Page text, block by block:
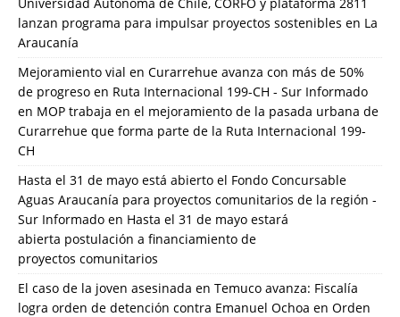
lanzan programa para impulsar proyectos sostenibles en La
Araucanía
Mejoramiento vial en Curarrehue avanza con más de 50%
de progreso en Ruta Internacional 199-CH - Sur Informado
en MOP trabaja en el mejoramiento de la pasada urbana de
Curarrehue que forma parte de la Ruta Internacional 199-
CH
Hasta el 31 de mayo está abierto el Fondo Concursable
Aguas Araucanía para proyectos comunitarios de la región -
Sur Informado en Hasta el 31 de mayo estará
abierta postulación a financiamiento de
proyectos comunitarios
El caso de la joven asesinada en Temuco avanza: Fiscalía
logra orden de detención contra Emanuel Ochoa en Orden